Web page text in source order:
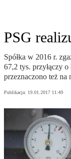
PSG
Spółka w 2016 r.
67,2 tys. przyłączy
przeznaczono też na
Publikacja: 19.01.2017 11:49